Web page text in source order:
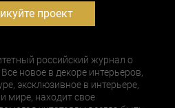
проект
российский журнал о
новое в декоре интерьеров,
эксклюзивное в интерьере,
мире, находит свое